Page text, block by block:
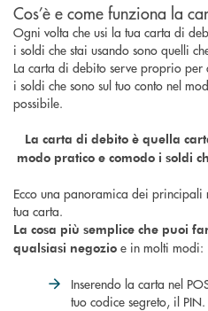
Cos’è e come funziona la
Ogni volta che usi la tua carta di
i soldi che stai usando sono quelli
La carta di debito serve proprio per
i soldi che sono sul tuo conto nel
possibile.
La carta di debito è quella
modo pratico e comodo i soldi
Ecco una panoramica dei
tua carta.
La cosa più semplice che puoi
qualsiasi negozio e in molti modi:
Inserendo la carta nel
tuo codice segreto, il PIN.